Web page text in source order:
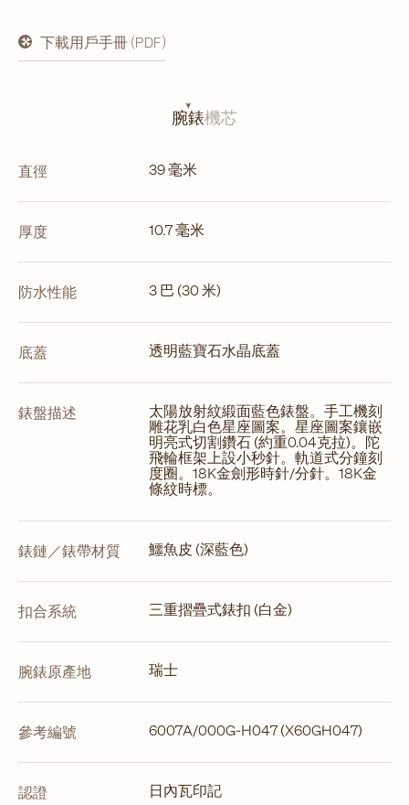
下載用戶手冊 (PDF)
在
新
腕錶機芯
直徑 39 毫米
厚度 10.7 毫米
防水性能 3 巴 (30 米)
底蓋 透明藍寶石水晶底蓋
錶盤描述 太陽放射紋緞面藍色錶盤。手工機刻
雕花乳白色星座圖案。星座圖案鑲嵌
明亮式切割鑽石 (約重0.04克拉)。陀
飛輪框架上設小秒針。軌道式分鐘刻
度圈。18K金劍形時針/分針。18K金
條紋時標。
錶鏈／錶帶材質 鱷魚皮 (深藍色)
扣合系統 三重摺疊式錶扣 (白金)
腕錶原產地 瑞士
參考編號 6007A/000G-H047 (X60GH047)
認證 日內瓦印記